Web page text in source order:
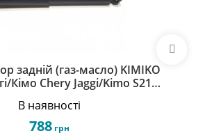
задній (газ-масло) KIMIKO
Кімо Chery Jaggi/Kimo S21-
В наявності
788 грн